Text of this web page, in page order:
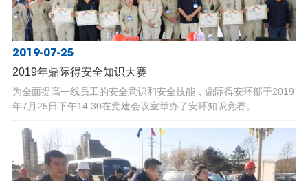
2019-07-25
2019年鼎际得安全知识大赛
为全面提高一线员工的安全意识和安全技能，鼎际得安环部于2019
年7月25日下午14:30在党建会议室举办了安环知识竞赛。